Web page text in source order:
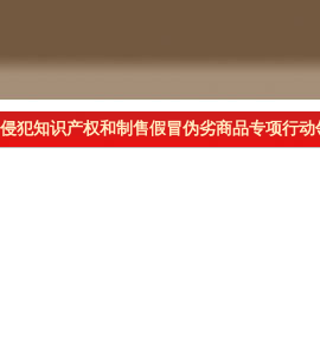
犯知识产权和制售假冒伪劣商品专项行